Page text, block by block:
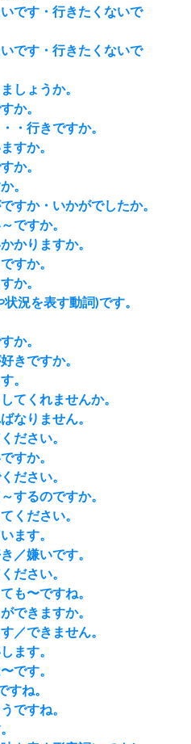
です・行きたくないで
です・行きたくないで
しょうか。
か。
・行きですか。
すか。
か。
。
すか・いかがでしたか。
ですか。
かりますか。
すか。
か。
況を表す動詞)です。
か。
きですか。
。
てくれませんか。
なりません。
ださい。
すか。
ださい。
するのですか。
ください。
ます。
／嫌いです。
ださい。
も〜ですね。
できますか。
／できません。
ます。
です。
ね。
ですね。